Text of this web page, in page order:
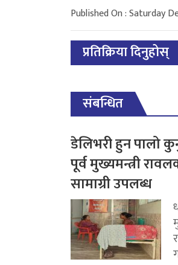
Published On : Saturday
प्रतिक्रिया दिनुहोस्
संबन्धित
डेलिभरी हुन पालो
पूर्व मुख्यमन्त्री
सामाग्री उपलब्ध